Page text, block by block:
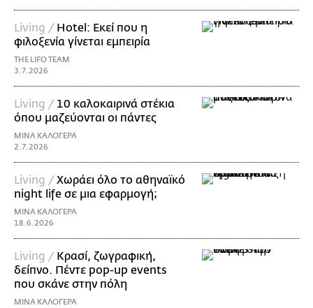
Living / Hotel: Εκεί που η
φιλοξενία γίνεται εμπειρία
THE LIFO TEAM
3.7.2026
Living / 10 καλοκαιρινά στέκια
όπου μαζεύονται οι πάντες
ΜΙΝΑ ΚΑΛΟΓΕΡΑ
2.7.2026
Living /Χωράει όλο το αθηναϊκό
night life σε μια εφαρμογή;
ΜΙΝΑ ΚΑΛΟΓΕΡΑ
18.6.2026
Living / Κρασί, ζωγραφική,
δείπνο. Πέντε pop-up events
που σκάνε στην πόλη
ΜΙΝΑ ΚΑΛΟΓΕΡΑ